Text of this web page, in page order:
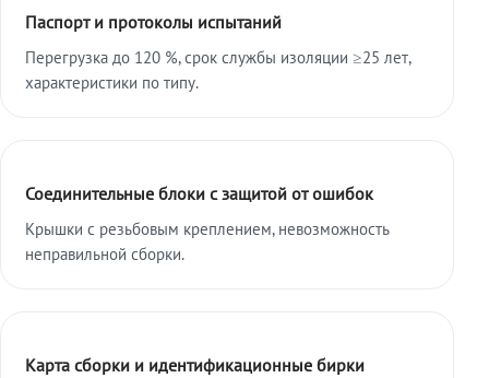
Паспорт и протоколы испытаний
Перегрузка до 120 %, срок службы изоляции ≥25 лет,
характеристики по типу.
Соединительные блоки с защитой от ошибок
Крышки с резьбовым креплением, невозможность
неправильной сборки.
Карта сборки и идентификационные бирки